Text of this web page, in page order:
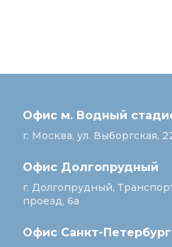
Офис м. Водный
г. Москва, ул. Выборгская,
Офис Долгопрудный
г. Долгопрудный,
проезд, 6а
Офис Санкт‑Петербург